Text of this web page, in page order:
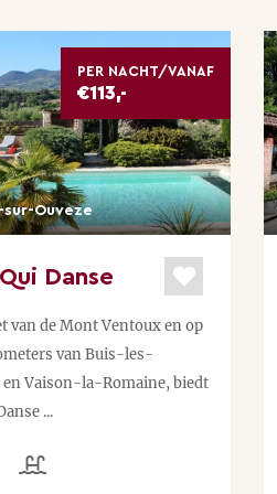
waarvan onze
(klik in het menu op
kajakken, wielrennen
uitgezet.
gedurende de eerste week
eind juni en tijdens de
een langere dagtocht is de
de buurt van Nîmes een optie.
ligt, zijn er vele uitstapjes
PER NACHT/VANAF
€113,-
Ouveze
Danse
van de Mont Ventoux en op
van Buis-les-
Vaison-la-Romaine, biedt
...